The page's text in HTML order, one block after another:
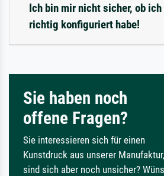
Ich bin mir nicht sicher, ob
richtig konfiguriert habe!
Sie haben noch
offene Fragen?
Sie interessieren sich für einen
Kunstdruck aus unserer Manufaktur,
sind sich aber noch unsicher?